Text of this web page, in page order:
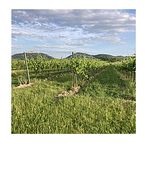
Increase in Regional Value